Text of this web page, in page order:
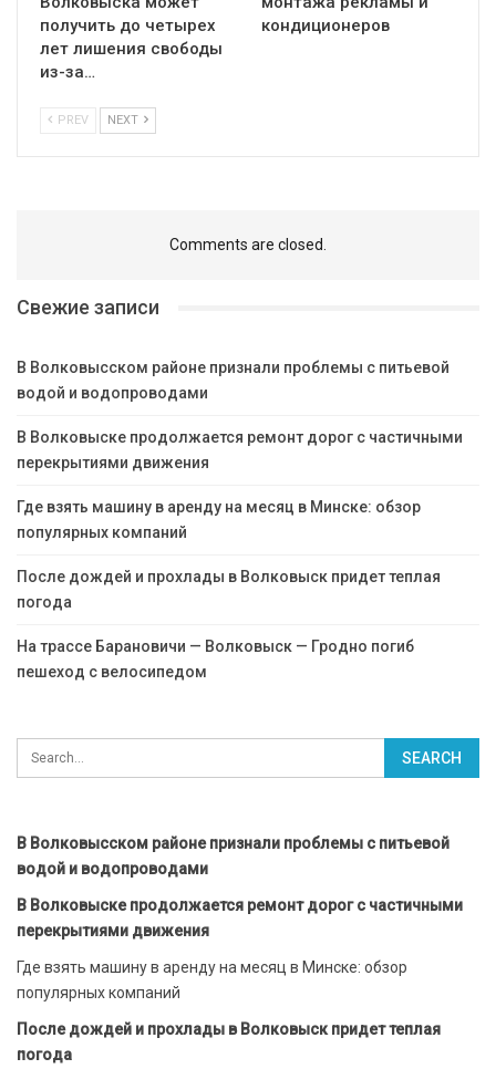
получить до четырех
лет лишения свободы
из-за…
кондиционеров
PREV NEXT
Comments are closed.
Свежие записи
В Волковысском районе признали проблемы с питьевой
водой и водопроводами
В Волковыске продолжается ремонт дорог с частичными
перекрытиями движения
Где взять машину в аренду на месяц в Минске: обзор
популярных компаний
После дождей и прохлады в Волковыск придет теплая
погода
На трассе Барановичи — Волковыск — Гродно погиб
пешеход с велосипедом
В Волковысском районе признали проблемы с питьевой
водой и водопроводами
В Волковыске продолжается ремонт дорог с частичными
перекрытиями движения
Где взять машину в аренду на месяц в Минске: обзор
популярных компаний
После дождей и прохлады в Волковыск придет теплая
погода